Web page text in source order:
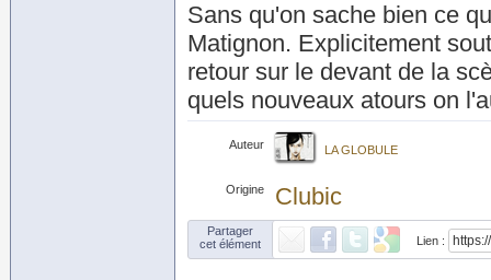
Sans qu'on sache bien ce
Matignon. Explicitement
retour sur le devant de la
quels nouveaux atours on
Auteur LA GLOBULE
Origine Clubic
Partager
cet élément
Lien :